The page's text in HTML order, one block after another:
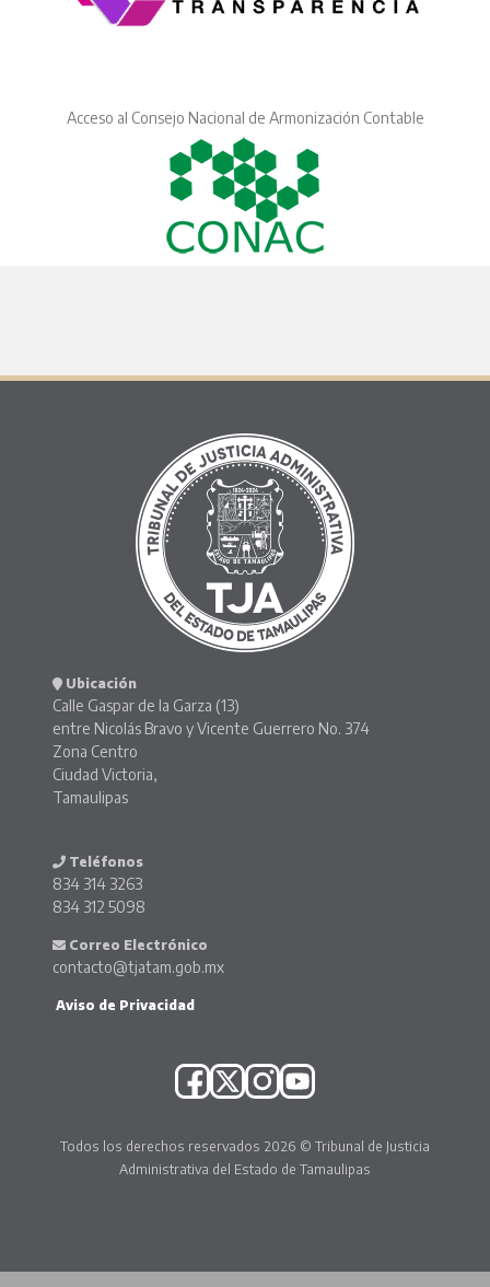
Acceso al Consejo Nacional de Armonización Contable
Ubicación
Calle Gaspar de la Garza (13)
entre Nicolás Bravo y Vicente Guerrero No. 374
Zona Centro
Ciudad Victoria,
Tamaulipas
Teléfonos
834 314 3263
834 312 5098
Correo Electrónico
contacto@tjatam.gob.mx
Aviso de Privacidad
Todos los derechos reservados 2026 © Tribunal de Justicia
Administrativa del Estado de Tamaulipas